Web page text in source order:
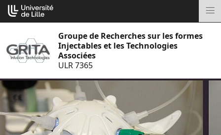
Aller
au
Groupe de Recherches sur les formes
Injectables et les Technologies
Associées
ULR 7365
Cookies management panel